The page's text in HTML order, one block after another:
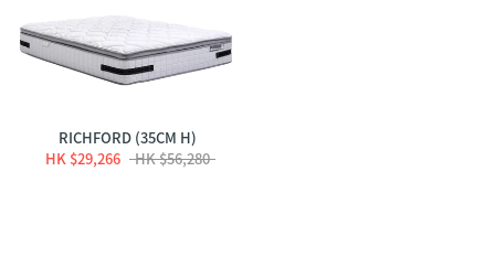
RICHFORD (35CM H)
HK $29,266
HK $56,280